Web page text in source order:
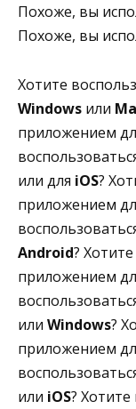
Похоже, вы
Похоже, вы
Хотите
Windows или
приложением
или для iOS?
приложением
Android?
приложением
или Windows?
приложением
или iOS?